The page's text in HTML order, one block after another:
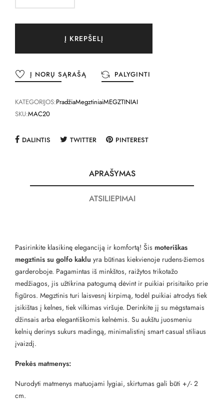
Į KREPŠELĮ
Į NORŲ SĄRAŠĄ PALYGINTI
KATEGORIJOS:PradžiaMegztiniaiMEGZTINIAI
SKU:MAC20
DALINTIS TWITTER PINTEREST
APRAŠYMAS
ATSILIEPIMAI
Pasirinkite klasikinę eleganciją ir komfortą! Šis moteriškas
megztinis su golfo kaklu yra būtinas kiekvienoje rudens-žiemos
garderoboje. Pagamintas iš minkštos, raižytos trikotažo
medžiagos, jis užtikrina patogumą dėvint ir puikiai prisitaiko prie
figūros. Megztinis turi laisvesnį kirpimą, todėl puikiai atrodys tiek
įsikištas į kelnes, tiek vilkimas viršuje. Derinkite jį su mėgstamais
džinsais arba elegantiškomis kelnėmis. Su aukštu juosmeniu
kelnių derinys sukurs madingą, minimalistinį smart casual stiliaus
įvaizdį.
Prekės matmenys:
Nurodyti matmenys matuojami lygiai, skirtumas gali būti +/- 2
cm.